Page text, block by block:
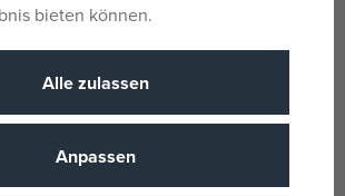
Book
Little Dutch Newborn Naturals
Textil-Aktivitätsbuch
UVP:21,99 €
20,63 €
bieten können.
Alle zulassen
Anpassen